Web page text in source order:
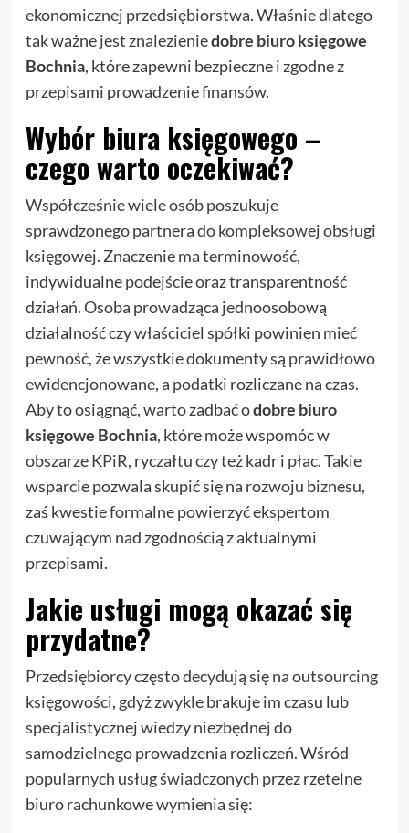
ekonomicznej przedsiębiorstwa. Właśnie dlatego
tak ważne jest znalezieniedobre biuro księgowe
Bochnia, które zapewni bezpieczne i zgodne z
przepisami prowadzenie finansów.
Wybór biura księgowego –
czego warto oczekiwać?
Współcześnie wiele osób poszukuje
sprawdzonego partnera do kompleksowej obsługi
księgowej. Znaczenie ma terminowość,
indywidualne podejście oraz transparentność
działań. Osoba prowadząca jednoosobową
działalność czy właściciel spółki powinien mieć
pewność, że wszystkie dokumenty są prawidłowo
ewidencjonowane, a podatki rozliczane na czas.
Aby to osiągnąć, warto zadbać odobre biuro
księgowe Bochnia, które może wspomóc w
obszarze KPiR, ryczałtu czy też kadr i płac. Takie
wsparcie pozwala skupić się na rozwoju biznesu,
zaś kwestie formalne powierzyć ekspertom
czuwającym nad zgodnością z aktualnymi
przepisami.
Jakie usługi mogą okazać się
przydatne?
Przedsiębiorcy często decydują się na outsourcing
księgowości, gdyż zwykle brakuje im czasu lub
specjalistycznej wiedzy niezbędnej do
samodzielnego prowadzenia rozliczeń. Wśród
popularnych usług świadczonych przez rzetelne
biuro rachunkowe wymienia się: